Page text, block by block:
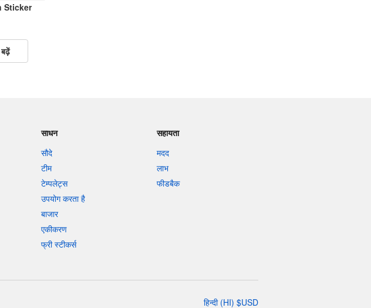
Sticker
साधन
सौदे
टीम
टेम्पलेट्स
उपयोग करता है
बाजार
एकीकरण
फ्री स्टीकर्स
सहायता
मदद
लाभ
फीडबैक
हिन्दी(HI) $USD